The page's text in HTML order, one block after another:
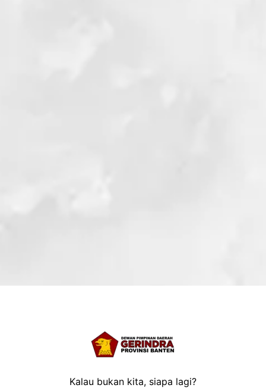
Kalau bukan kita, siapa lagi?